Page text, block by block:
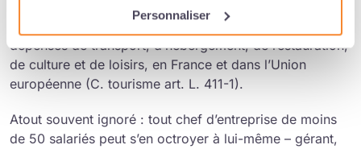
Personnaliser
Les chèques-vacances permettent de régler des
dépenses de transport, d’hébergement, de restauration,
de culture et de loisirs, en France et dans l’Union
européenne (C. tourisme art. L. 411-1).
Atout souvent ignoré : tout chef d’entreprise de moins
de 50 salariés peut s’en octroyer à lui-même – gérant,